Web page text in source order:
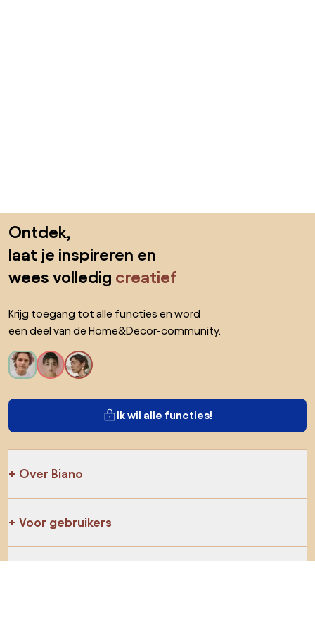
Ontdek,
laat je inspireren en
wees volledig creatief
Krijg toegang tot alle functies en word
een deel van de Home&Decor-community.
Ik wil alle functies!
Over Biano
Voor gebruikers